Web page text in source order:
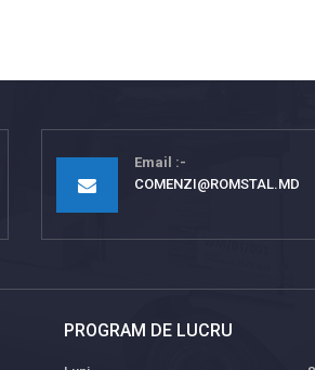
Email
COMENZI@ROMSTAL.MD
PROGRAM DE LUCRU